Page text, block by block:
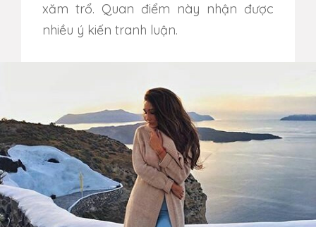
xăm trổ. Quan điểm này nhận được
nhiều ý kiến tranh luận.